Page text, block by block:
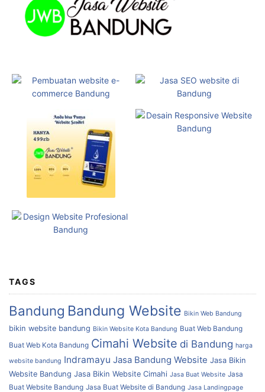
TAGS
Bandung Bandung Website Bikin Web Bandung
bikin website bandung Bikin Website Kota Bandung Buat Web Bandung
Buat Web Kota Bandung Cimahi Website di Bandung harga
website bandung Indramayu Jasa Bandung Website Jasa Bikin
Website Bandung Jasa Bikin Website Cimahi Jasa Buat Website Jasa
Buat Website Bandung Jasa Buat Website di Bandung Jasa Landingpage